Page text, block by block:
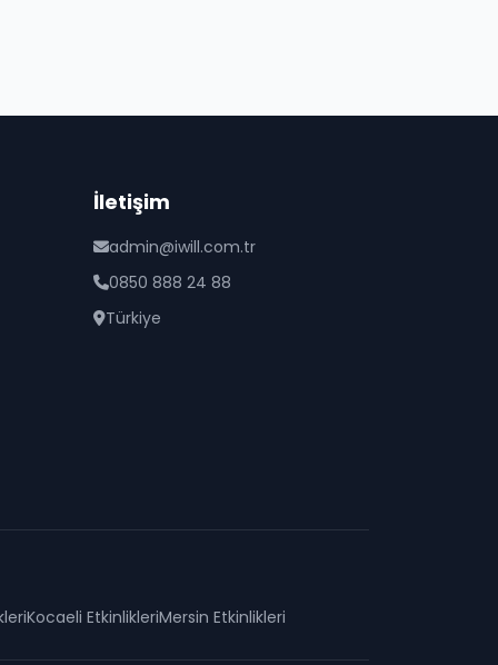
İletişim
admin@iwill.com.tr
0850 888 24 88
Türkiye
Kocaeli EtkinlikleriMersin Etkinlikleri